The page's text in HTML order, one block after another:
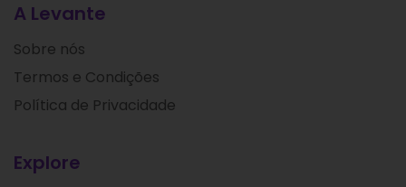
A Levante
Sobre nós
Termos e Condições
Política de Privacidade
Explore